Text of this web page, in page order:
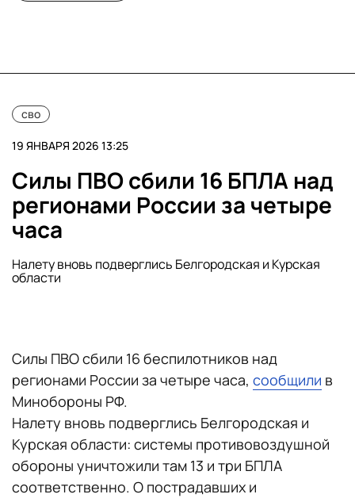
сво
19 ЯНВАРЯ 2026 13:25
Силы ПВО сбили 16 БПЛА над
регионами России за четыре
часа
Налету вновь подверглись Белгородская и Курская
области
Силы ПВО сбили 16 беспилотников над
регионами России за четыре часа, сообщили в
Минобороны РФ.
Налету вновь подверглись Белгородская и
Курская области: системы противовоздушной
обороны уничтожили там 13 и три БПЛА
соответственно. О пострадавших и